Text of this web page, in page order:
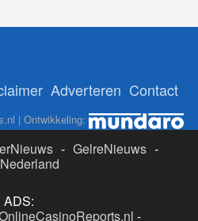
Adverteren Contact
| Ontwikkeling:
- GelreNieuws -
ADS:
-